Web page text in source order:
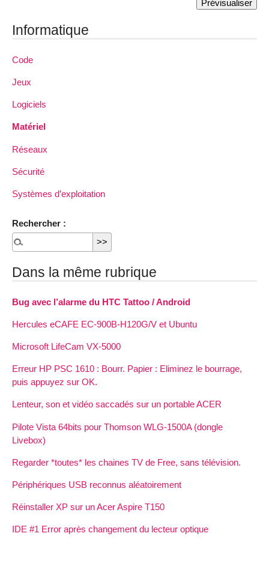
Informatique
Code
Jeux
Logiciels
Matériel
Réseaux
Sécurité
Systèmes d’exploitation
Rechercher :
Dans la même rubrique
Bug avec l’alarme du HTC Tattoo / Android
Hercules eCAFE EC-900B-H120G/V et Ubuntu
Microsoft LifeCam VX-5000
Erreur HP PSC 1610 : Bourr. Papier : Eliminez le bourrage,
puis appuyez sur OK.
Lenteur, son et vidéo saccadés sur un portable ACER
Pilote Vista 64bits pour Thomson WLG-1500A (dongle
Livebox)
Regarder *toutes* les chaines TV de Free, sans télévision.
Périphériques USB reconnus aléatoirement
Réinstaller XP sur un Acer Aspire T150
IDE #1 Error après changement du lecteur optique